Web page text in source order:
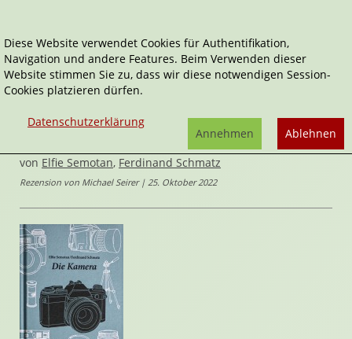
Home Sachbücher Die Kamera
Dinge des Lebens
Die Kamera
von Elfie Semotan, Ferdinand Schmatz
Rezension von Michael Seirer | 25. Oktober 2022
Diese Website verwendet Cookies für Authentifikation,
Navigation und andere Features. Beim Verwenden dieser
Website stimmen Sie zu, dass wir diese notwendigen Session-
Cookies platzieren dürfen.
Datenschutzerklärung
Ablehnen
Annehmen